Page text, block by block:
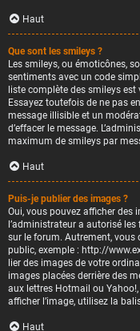
Haut
Que sont les smileys ?
Les smileys, ou émoticônes,
sentiments avec un code
liste complète des smileys
Essayez toutefois de ne pas
message illisible et un
d’effacer le message.
maximum de smileys par
Haut
Puis-je publier des images ?
Oui, vous pouvez afficher des
l’administrateur a autorisé
sur le forum. Autrement, vous
public, exemple : http://
lier des images de votre
images placées derrière des
aux lettres Hotmail ou
afficher l’image, utilisez la
Haut